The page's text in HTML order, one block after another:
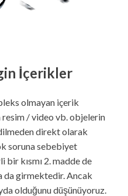
İçerikler
olmayan içerik
/ video vb. objelerin
direkt olarak
soruna sebebiyet
kısmı 2. madde de
girmektedir. Ancak
olduğunu düşünüyoruz.